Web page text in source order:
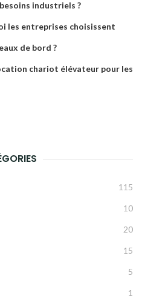
industriels ?
les entreprises choisissent
de bord ?
chariot élévateur pour les
115
10
20
15
5
1